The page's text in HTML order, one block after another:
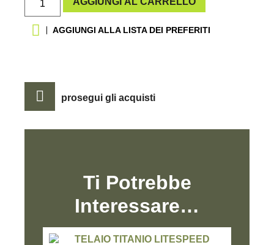
AGGIUNGI ALLA LISTA DEI PREFERITI
prosegui gli acquisti
Ti Potrebbe
Interessare…